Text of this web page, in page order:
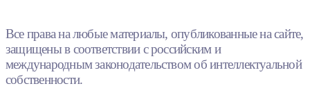
Все права на любые материалы, опубликованные на сайте,
защищены в соответствии с российским и
международным законодательством об интеллектуальной
собственности.